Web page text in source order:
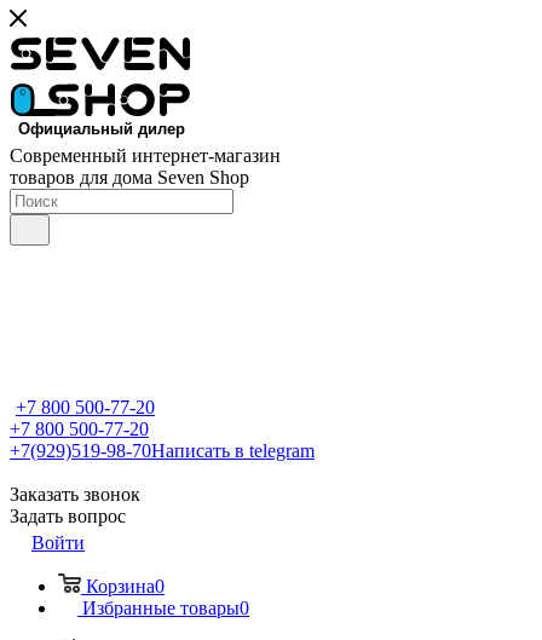
Современный интернет-магазин
товаров для дома Seven Shop
+7 800 500-77-20
+7 800 500-77-20
+7(929)519-98-70Написать в telegram
Заказать звонок
Задать вопрос
Войти
Корзина0
Избранные товары0